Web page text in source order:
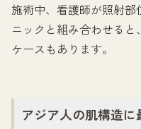
施術中、看護師が照射部
ニックと組み合わせる
ケースもあります。
アジア人の肌構造